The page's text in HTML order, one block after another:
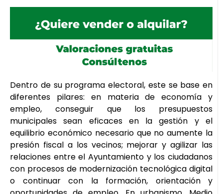
Dentro de su programa electoral, este se base en
diferentes pilares: en materia de economía y
empleo, conseguir que los presupuestos
municipales sean eficaces en la gestión y el
equilibrio económico necesario que no aumente la
presión fiscal a los vecinos; mejorar y agilizar las
relaciones entre el Ayuntamiento y los ciudadanos
con procesos de modernización tecnológica digital
o continuar con la formación, orientación y